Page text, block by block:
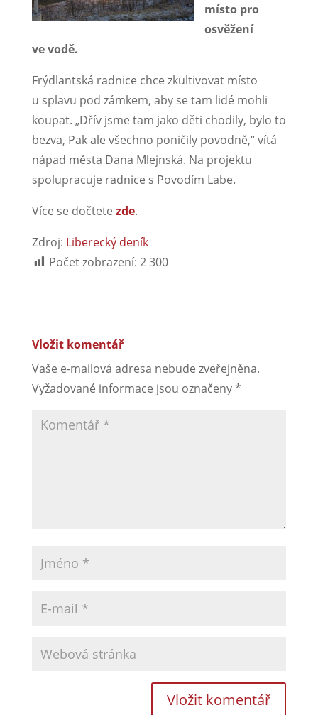
místo pro
osvěžení
ve vodě.
Frýdlantská radnice chce zkultivovat místo
u splavu pod zámkem, aby se tam lidé mohli
koupat. „Dřív jsme tam jako děti chodily, bylo to
bezva, Pak ale všechno poničily povodně,“ vítá
nápad města Dana Mlejnská. Na projektu
spolupracuje radnice s Povodím Labe.
Více se dočtete zde.
Zdroj: Liberecký deník
Počet zobrazení: 2 300
Vložit komentář
Vaše e-mailová adresa nebude zveřejněna.
Vyžadované informace jsou označeny*